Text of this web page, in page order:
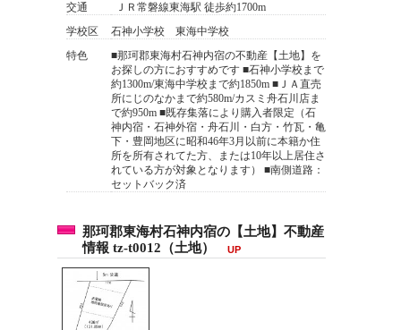
交通
ＪＲ常磐線東海駅 徒歩約1700m
学校区
石神小学校 東海中学校
特色
■那珂郡東海村石神内宿の不動産【土地】を
お探しの方におすすめです ■石神小学校まで
約1300m/東海中学校まで約1850m ■ＪＡ直売
所にじのなかまで約580m/カスミ舟石川店ま
で約950m ■既存集落により購入者限定（石
神内宿・石神外宿・舟石川・白方・竹瓦・亀
下・豊岡地区に昭和46年3月以前に本籍か住
所を所有されてた方、または10年以上居住さ
れている方が対象となります） ■南側道路：
セットバック済
那珂郡東海村石神内宿の【土地】不動産
情報 tz-t0012（土地）
UP